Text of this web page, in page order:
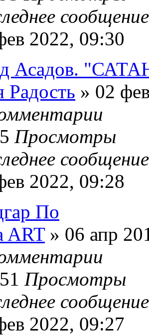
2022, 09:30
Асадов.
» 02
Просмотры
2022, 09:28
По
ART» 06 апр
Просмотры
2022, 09:27